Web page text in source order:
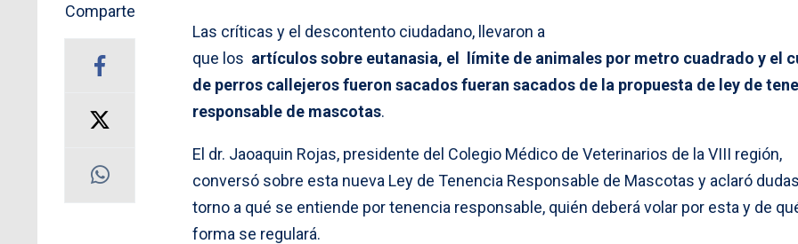
Comparte
Las críticas y el descontento ciudadano, llevaron a
que los artículos sobre eutanasia, el límite de animales por metro cuadrado y el
de perros callejeros fueron sacados fueran sacados de la propuesta de ley de
responsable de mascotas.
El dr. Jaoaquin Rojas, presidente del Colegio Médico de Veterinarios de la VIII región,
conversó sobre esta nueva Ley de Tenencia Responsable de Mascotas y aclaró
torno a qué se entiende por tenencia responsable, quién deberá volar por esta y de
forma se regulará.